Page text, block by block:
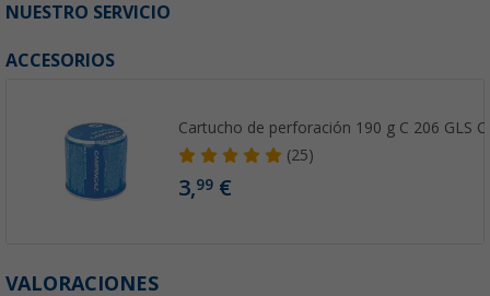
NUESTRO SERVICIO
ACCESORIOS
Cartucho de perforación 190 g C 206 GLS
(25)
3,99 €
VALORACIONES